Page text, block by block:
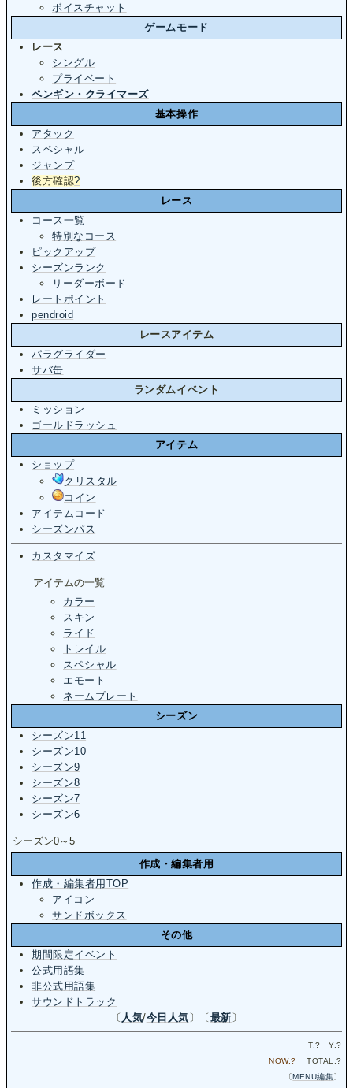
ボイスチャット
ゲームモード
レース
シングル
プライベート
ペンギン・クライマーズ
基本操作
アタック
スペシャル
ジャンプ
後方確認?
レース
コース一覧
特別なコース
ピックアップ
シーズンランク
リーダーボード
レートポイント
pendroid
レースアイテム
パラグライダー
サバ缶
ランダムイベント
ミッション
ゴールドラッシュ
アイテム
ショップ
クリスタル
コイン
アイテムコード
シーズンパス
カスタマイズ
アイテムの一覧
カラー
スキン
ライド
トレイル
スペシャル
エモート
ネームプレート
シーズン
シーズン11
シーズン10
シーズン9
シーズン8
シーズン7
シーズン6
シーズン0～5
作成・編集者用
作成・編集者用TOP
アイコン
サンドボックス
その他
期間限定イベント
公式用語集
非公式用語集
サウンドトラック
〔 人気/今日人気 〕〔 最新 〕
T.? Y.?
NOW.? TOTAL.?
〔MENU編集〕